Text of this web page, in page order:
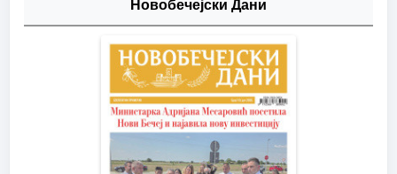
Новобечејски Дани